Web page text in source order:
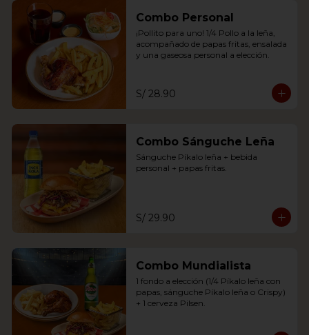
Combo Personal
¡Pollito para uno! 1/4 Pollo a la leña,
acompañado de papas fritas, ensalada
y una gaseosa personal a elección.
S/ 28.90
Combo Sánguche Leña
Sánguche Píkalo leña + bebida
personal + papas fritas.
S/ 29.90
Combo Mundialista
1 fondo a elección (1/4 Píkalo leña con
papas, sánguche Píkalo leña o Crispy)
+ 1 cerveza Pilsen.